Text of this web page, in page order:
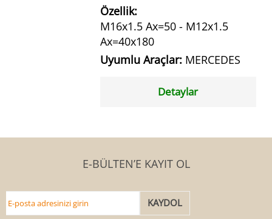
Özellik:
M16x1.5 Ax=50 - M12x1.5
Ax=40x180
Uyumlu Araçlar: MERCEDES
Detaylar
E-BÜLTEN’E KAYIT OL